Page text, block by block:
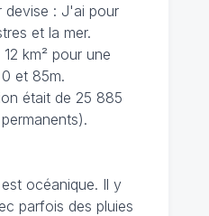
devise : J'ai pour
et la mer.
km² pour une
et 85m.
était de 25 885
est océanique. Il y
parfois des pluies